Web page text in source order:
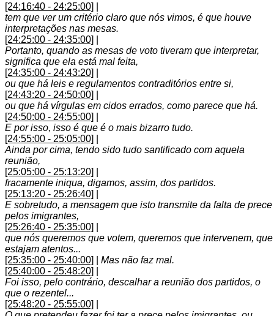
[24:16:40 - 24:25:00]
tem que ver um critério claro que nós vimos, é que houve
interpretações nas mesas.
[24:25:00 - 24:35:00]
Portanto, quando as mesas de voto tiveram que interpretar,
significa que ela está mal feita,
[24:35:00 - 24:43:20]
ou que há leis e regulamentos contraditórios entre si,
[24:43:20 - 24:50:00]
ou que há vírgulas em cidos errados, como parece que há.
[24:50:00 - 24:55:00]
E por isso, isso é que é o mais bizarro tudo.
[24:55:00 - 25:05:00]
Ainda por cima, tendo sido tudo santificado com aquela
reunião,
[25:05:00 - 25:13:20]
fracamente iniqua, digamos, assim, dos partidos.
[25:13:20 - 25:26:40]
E sobretudo, a mensagem que isto transmite da falta de prece
pelos imigrantes,
[25:26:40 - 25:35:00]
que nós queremos que votem, queremos que intervenem, que
estajam atentos...
[25:35:00 - 25:40:00]
Mas não faz mal.
[25:40:00 - 25:48:20]
Foi isso, pelo contrário, descalhar a reunião dos partidos, o
que o rezentel...
[25:48:20 - 25:55:00]